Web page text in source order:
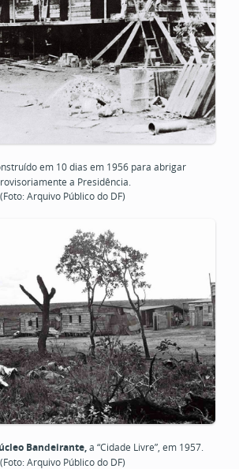
em 10 dias em 1956 para abrigar
a Presidência.
(Foto: Arquivo Público do DF)
Bandeirante, a “Cidade Livre”, em 1957.
(Foto: Arquivo Público do DF)